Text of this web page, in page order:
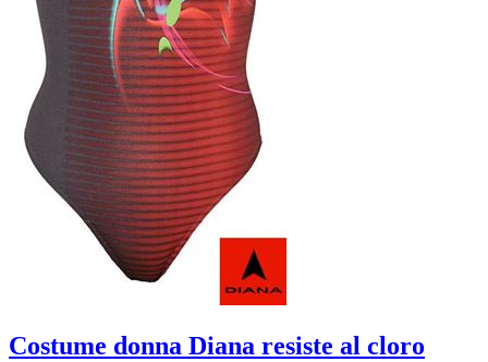
Costume donna Diana resiste al cloro